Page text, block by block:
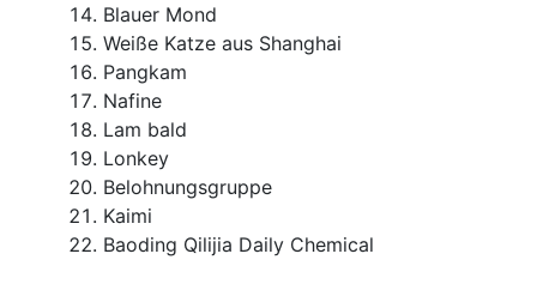
Blauer Mond
Weiße Katze aus Shanghai
Pangkam
Nafine
Lam bald
Lonkey
Belohnungsgruppe
Kaimi
Baoding Qilijia Daily Chemical